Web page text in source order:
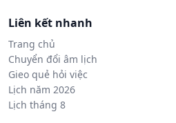
Liên kết nhanh
Trang chủ
Chuyển đổi âm lịch
Gieo quẻ hỏi việc
Lịch năm 2026
Lịch tháng 8